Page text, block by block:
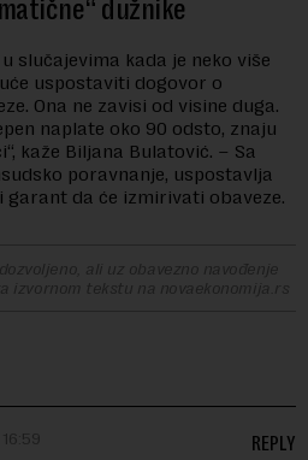
dužnike
slučajevima kada je neko više
uspostaviti dogovor o
Ona ne zavisi od visine duga.
naplate oko 90 odsto, znaju
kaže Biljana Bulatović. – Sa
poravnanje, uspostavlja
garant da će izmirivati obaveze.
ali uz obavezno navođenje
izvornom tekstu na novaekonomija.rs
16:59 REPLY